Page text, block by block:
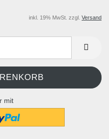
inkl. 19% MwSt. zzgl. Versand
mit